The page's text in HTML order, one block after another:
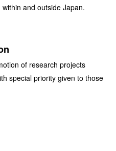
and outside Japan.
of research projects
special priority given to those